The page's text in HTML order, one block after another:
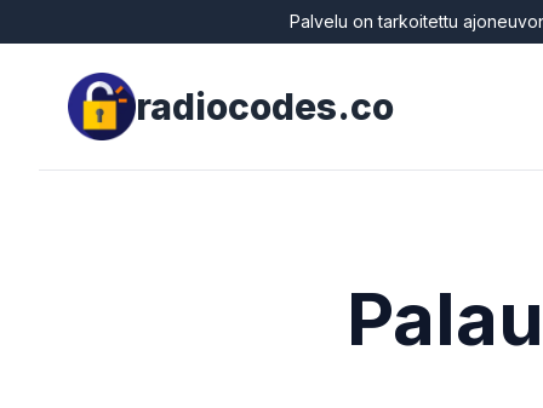
Palvelu on tarkoitettu
radiocodes.co